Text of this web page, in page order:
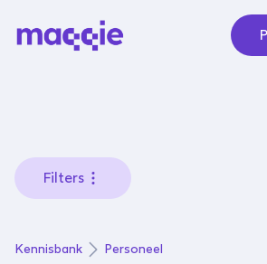
Filters
Kennisbank Personeel